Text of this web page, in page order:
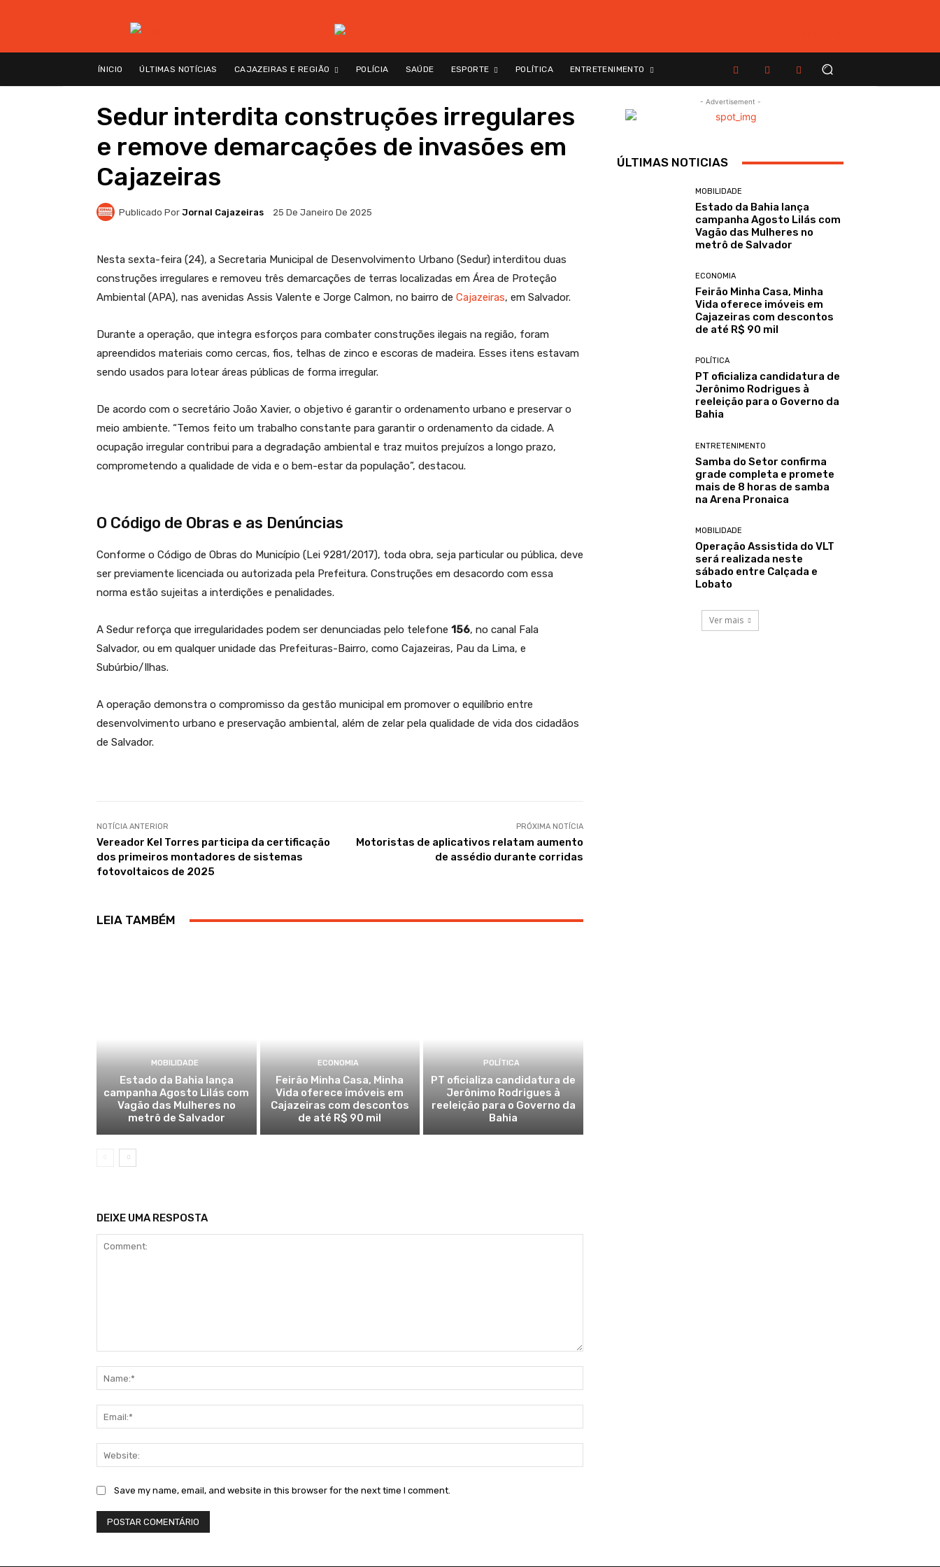
ÍNICIO ÚLTIMAS NOTÍCIAS CAJAZEIRAS E REGIÃO POLÍCIA SAÚDE ESPORTE POLÍTICA ENTRETENIMENTO
Sedur interdita construções irregulares
e remove demarcações de invasões em
Cajazeiras
Publicado Por Jornal Cajazeiras 25 De Janeiro De 2025
Nesta sexta-feira (24), a Secretaria Municipal de Desenvolvimento Urbano (Sedur) interditou duas
construções irregulares e removeu três demarcações de terras localizadas em Área de Proteção
Ambiental (APA), nas avenidas Assis Valente e Jorge Calmon, no bairro de Cajazeiras, em Salvador.
Durante a operação, que integra esforços para combater construções ilegais na região, foram
apreendidos materiais como cercas, fios, telhas de zinco e escoras de madeira. Esses itens estavam
sendo usados para lotear áreas públicas de forma irregular.
De acordo com o secretário João Xavier, o objetivo é garantir o ordenamento urbano e preservar o
meio ambiente. “Temos feito um trabalho constante para garantir o ordenamento da cidade. A
ocupação irregular contribui para a degradação ambiental e traz muitos prejuízos a longo prazo,
comprometendo a qualidade de vida e o bem-estar da população”, destacou.
O Código de Obras e as Denúncias
Conforme o Código de Obras do Município (Lei 9281/2017), toda obra, seja particular ou pública, deve
ser previamente licenciada ou autorizada pela Prefeitura. Construções em desacordo com essa
norma estão sujeitas a interdições e penalidades.
A Sedur reforça que irregularidades podem ser denunciadas pelo telefone 156, no canal Fala
Salvador, ou em qualquer unidade das Prefeituras-Bairro, como Cajazeiras, Pau da Lima, e
Subúrbio/Ilhas.
A operação demonstra o compromisso da gestão municipal em promover o equilíbrio entre
desenvolvimento urbano e preservação ambiental, além de zelar pela qualidade de vida dos cidadãos
de Salvador.
NOTÍCIA ANTERIOR
Vereador Kel Torres participa da certificação
dos primeiros montadores de sistemas
fotovoltaicos de 2025
PRÓXIMA NOTÍCIA
Motoristas de aplicativos relatam aumento
de assédio durante corridas
LEIA TAMBÉM
MOBILIDADE
Estado da Bahia lança
campanha Agosto Lilás com
Vagão das Mulheres no
metrô de Salvador
ECONOMIA
Feirão Minha Casa, Minha
Vida oferece imóveis em
Cajazeiras com descontos
de até R$ 90 mil
POLÍTICA
PT oficializa candidatura de
Jerônimo Rodrigues à
reeleição para o Governo da
Bahia
DEIXE UMA RESPOSTA
Save my name, email, and website in this browser for the next time I comment.
- Advertisement -
ÚLTIMAS NOTICIAS
MOBILIDADE
Estado da Bahia lança
campanha Agosto Lilás com
Vagão das Mulheres no
metrô de Salvador
ECONOMIA
Feirão Minha Casa, Minha
Vida oferece imóveis em
Cajazeiras com descontos
de até R$ 90 mil
POLÍTICA
PT oficializa candidatura de
Jerônimo Rodrigues à
reeleição para o Governo da
Bahia
ENTRETENIMENTO
Samba do Setor confirma
grade completa e promete
mais de 8 horas de samba
na Arena Pronaica
MOBILIDADE
Operação Assistida do VLT
será realizada neste
sábado entre Calçada e
Lobato
Ver mais